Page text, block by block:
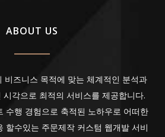
ABOUT US
비즈니스 목적에 맞는 체계적인 분석과
각으로 최적의 서비스를 제공합니다.
수행 경험으로 축적된 노하우로 어떠한
할수있는 주문제작 커스텀 웹개발 서비